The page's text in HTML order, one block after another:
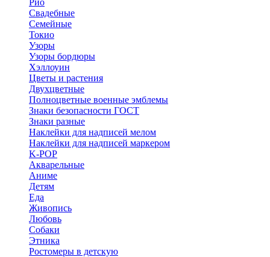
Свадебные
Семейные
Токио
Узоры
Узоры бордюры
Хэллоуин
Цветы и растения
Двухцветные
Полноцветные военные эмблемы
Знаки безопасности ГОСТ
Знаки разные
Наклейки для надписей мелом
Наклейки для надписей маркером
K-POP
Акварельные
Аниме
Детям
Еда
Живопись
Любовь
Собаки
Этника
Ростомеры в детскую